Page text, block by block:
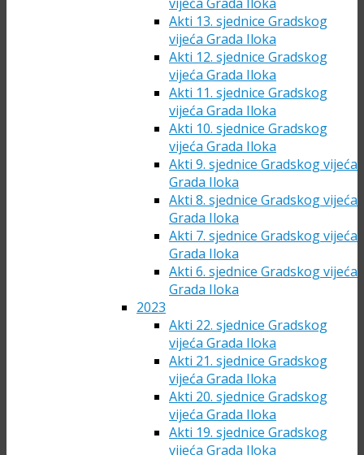
Akti 13. sjednice Gradskog
vijeća Grada Iloka
Akti 12. sjednice Gradskog
vijeća Grada Iloka
Akti 11. sjednice Gradskog
vijeća Grada Iloka
Akti 10. sjednice Gradskog
vijeća Grada Iloka
Akti 9. sjednice Gradskog vijeća
Grada Iloka
Akti 8. sjednice Gradskog vijeća
Grada Iloka
Akti 7. sjednice Gradskog vijeća
Grada Iloka
Akti 6. sjednice Gradskog vijeća
Grada Iloka
2023
Akti 22. sjednice Gradskog
vijeća Grada Iloka
Akti 21. sjednice Gradskog
vijeća Grada Iloka
Akti 20. sjednice Gradskog
vijeća Grada Iloka
Akti 19. sjednice Gradskog
vijeća Grada Iloka